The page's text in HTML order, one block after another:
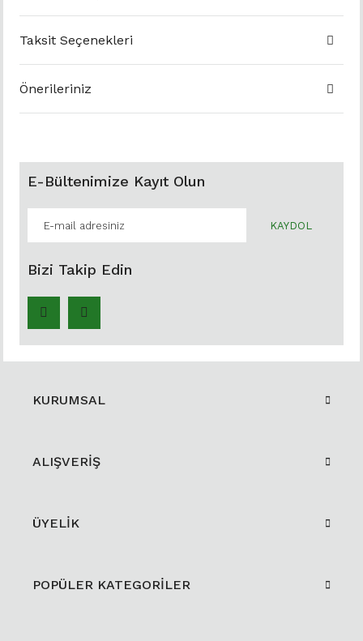
Taksit Seçenekleri
Önerileriniz
E-Bültenimize Kayıt Olun
KAYDOL
Bizi Takip Edin
KURUMSAL
ALIŞVERİŞ
ÜYELİK
POPÜLER KATEGORİLER